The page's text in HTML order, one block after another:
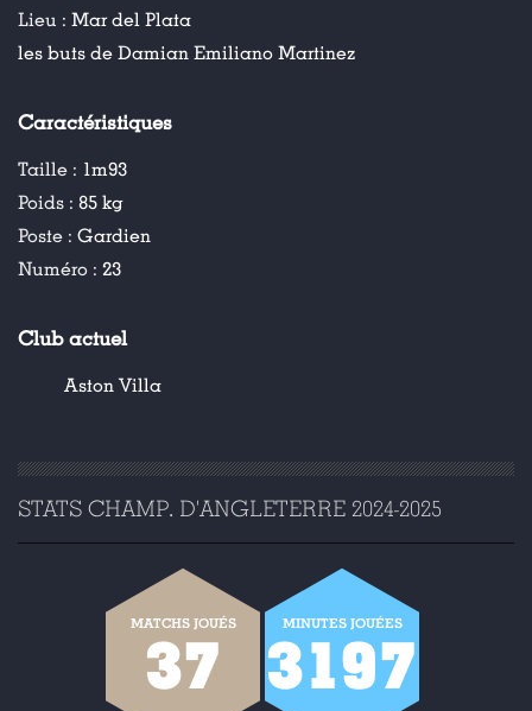
Lieu : Mar del Plata
les buts de Damian Emiliano Martinez
Caractéristiques
Taille : 1m93
Poids : 85 kg
Poste : Gardien
Numéro : 23
Club actuel
Aston Villa
STATS CHAMP. D'ANGLETERRE 2024-2025
MATCHS JOUÉS
37
MINUTES JOUÉES
3197